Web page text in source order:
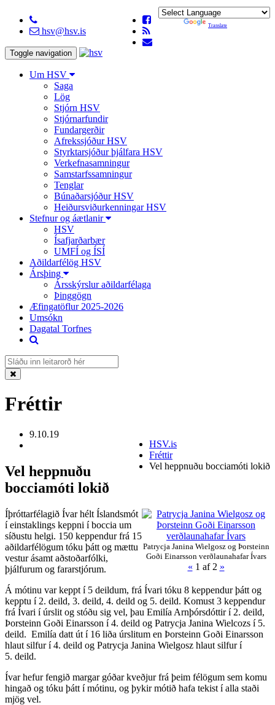
hsv@hsv.is
Translate
Toggle navigation
Um HSV
Saga
Lög
Stjórn HSV
Stjórnarfundir
Fundargerðir
Afrekssjóður HSV
Styrktarsjóður þjálfara HSV
Verkefnasamningur
Samstarfssamningur
Tenglar
Búnaðarsjóður HSV
Heiðursviðurkenningar HSV
Stefnur og áætlanir
HSV
Ísafjarðarbær
UMFÍ og ÍSÍ
Aðildarfélög HSV
Ársþing
Ársskýrslur aðildarfélaga
Þinggögn
Æfingatöflur 2025-2026
Umsókn
Dagatal Torfnes
Fréttir
HSV.is
Fréttir
Vel heppnuðu bocciamóti lokið
9.10.19
Vel heppnuðu
bocciamóti lokið
Patrycja Janina Wielgosz og Þorsteinn
Goði Einarsson verðlaunahafar Ívars
« 1 af 2 »
Íþróttarfélagið Ívar hélt Íslandsmót
í einstaklings keppni í boccia um
síðustu helgi. 150 keppendur frá 15
aðildarfélögum tóku þátt og mættu
vestur ásamt aðstoðarfólki,
þjálfurum og fararstjórum.
Á mótinu var keppt í 5 deildum, frá Ívari tóku 8 keppendur þátt og
kepptu í 2. deild, 3. deild, 4. deild og 5. deild. Komust 3 keppendur
frá Ívari í úrslit og stóðu sig vel, þau Emilía Arnþórsdóttir í 2. deild,
Þorsteinn Goði Einarsson í 4. deild og Patrycja Janina Wielcozs í 5.
deild. Emilía datt út í 16 liða úrslitum en Þorsteinn Goði Einarsson
hlaut silfur í 4. deild og Patrycja Janina Wielgosz hlaut silfur í
5. deild.
Ívar hefur fengið margar góðar kveðjur frá þeim félögum sem komu
hingað og tóku þátt í mótinu, og þykir mótið hafa tekist í alla staði
mjög vel.